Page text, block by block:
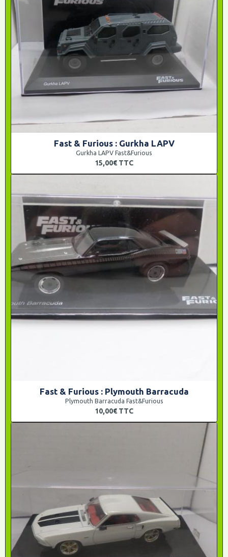
Fast & Furious : Gurkha LAPV
Gurkha LAPV Fast&Furious
15,00€ TTC
Fast & Furious : Plymouth Barracuda
Plymouth Barracuda Fast&Furious
10,00€ TTC